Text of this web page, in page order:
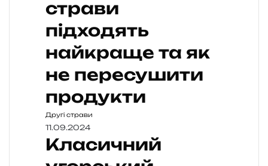
страви
підходять
найкраще та як
не пересушити
продукти
Другі страви
11.09.2024
Класичний